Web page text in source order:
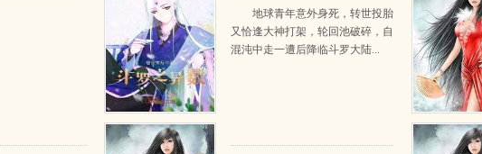
地球青年意外身死，转世投胎
又恰逢大神打架，轮回池破碎，自
混沌中走一遭后降临斗罗大陆...